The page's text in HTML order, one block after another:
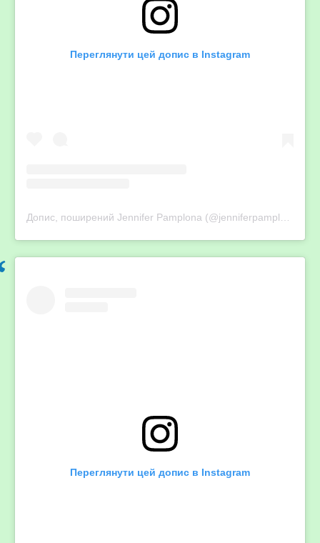
Переглянути цей допис в Instagram
Переглянути цей допис в Instagram